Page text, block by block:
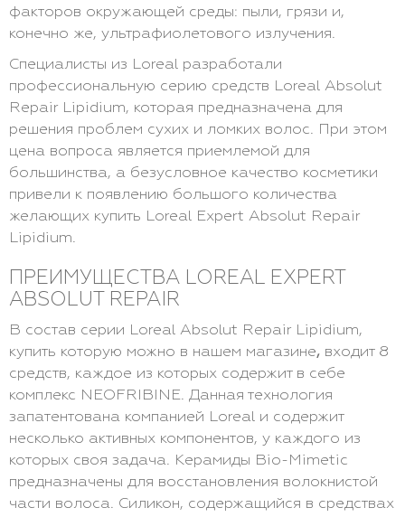
факторов окружающей среды: пыли, грязи и,
конечно же, ультрафиолетового излучения.
Специалисты из Loreal разработали
профессиональную серию средств Loreal Absolut
Repair Lipidium, которая предназначена для
решения проблем сухих и ломких волос. При этом
цена вопроса является приемлемой для
большинства, а безусловное качество косметики
привели к появлению большого количества
желающих купить Loreal Expert Absolut Repair
Lipidium.
ПРЕИМУЩЕСТВА LOREAL EXPERT
ABSOLUT REPAIR
В состав серии Loreal Absolut Repair Lipidium,
купить которую можно в нашем магазине, входит 8
средств, каждое из которых содержит в себе
комплекс NEOFRIBINE. Данная технология
запатентована компанией Loreal и содержит
несколько активных компонентов, у каждого из
которых своя задача. Керамиды Bio-Mimetic
предназначены для восстановления волокнистой
части волоса. Силикон, содержащийся в средствах